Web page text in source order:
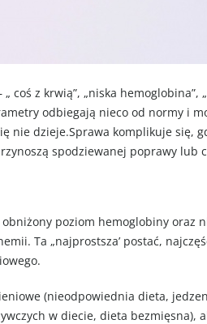
coś z krwią”, „niska
odbiegają nieco od normy i
nie dzieje.Sprawa komplikuje się,
spodziewanej poprawy lub
poziom hemoglobiny oraz
Ta „najprostsza’ postać,
(nieodpowiednia dieta,
w diecie, dieta bezmięsna),